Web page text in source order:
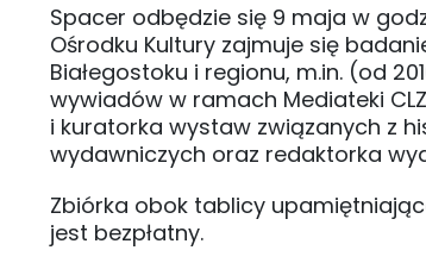
Spacer odbędzie się 9 maja w
Ośrodku Kultury zajmuje się
Białegostoku i regionu, m.in. (od
wywiadów w ramach Mediateki
i kuratorka wystaw związanych z
wydawniczych oraz redaktorka
Zbiórka obok tablicy
jest bezpłatny.